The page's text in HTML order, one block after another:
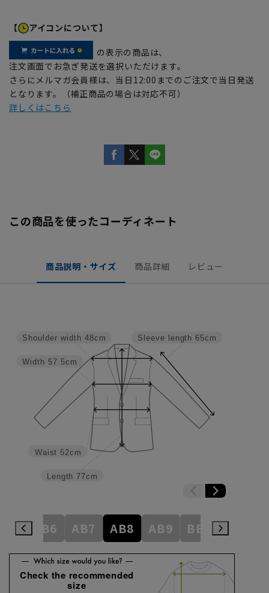
【 アイコンについて】
の表示の商品は、
注文画面でお急ぎ発送を選択いただけます。
さらにメルマガ会員様は、当日12:00までのご注文で当日発送
となります。（補正商品の場合は対応不可）
詳しくはこちら
この商品を使ったコーディネート
商品説明・サイズ 商品詳細 レビュー
Sleeve length 65cm
Length 77cm
Waist 52cm
Width 57.5cm
Shoulder width 48cm
AB6 AB7 AB8 AB9 BE3 BE4
Check the recommended
size